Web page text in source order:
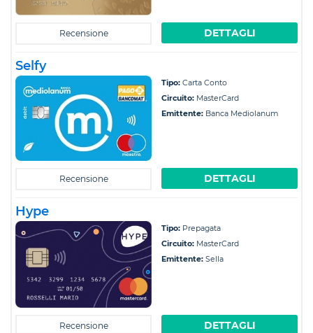
Recensione DETTAGLI
Selfy
Tipo: Carta Conto
Circuito: MasterCard
Emittente: Banca Mediolanum
Recensione DETTAGLI
Hype
Tipo: Prepagata
Circuito: MasterCard
Emittente: Sella
Recensione DETTAGLI